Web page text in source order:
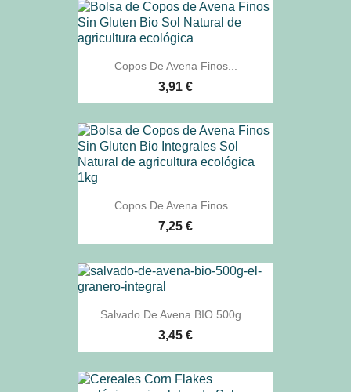
Copos De Avena Finos...
3,91 €
Copos De Avena Finos...
7,25 €
Salvado De Avena BIO 500g...
3,45 €